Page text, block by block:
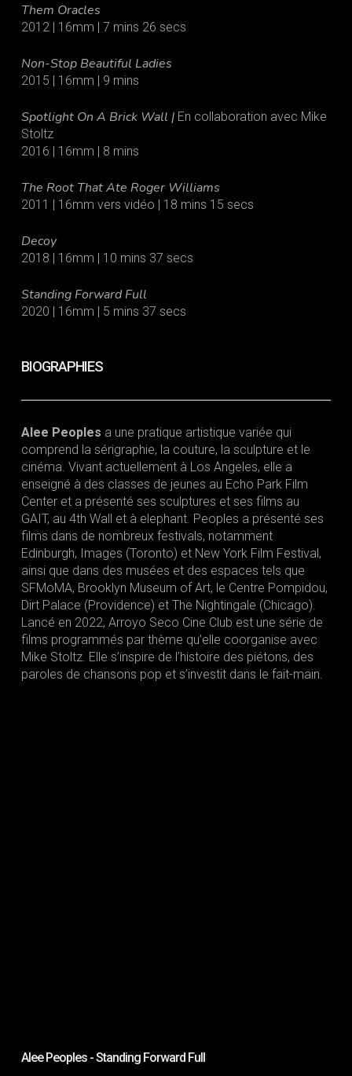
Them Oracles
2012 | 16mm | 7 mins 26 secs
Non-Stop Beautiful Ladies
2015 | 16mm | 9 mins
Spotlight On A Brick Wall | En collaboration avec Mike
Stoltz
2016 | 16mm | 8 mins
The Root That Ate Roger Williams
2011 | 16mm vers vidéo | 18 mins 15 secs
Decoy
2018 | 16mm | 10 mins 37 secs
Standing Forward Full
2020 | 16mm | 5 mins 37 secs
BIOGRAPHIES
Alee Peoples a une pratique artistique variée qui
comprend la sérigraphie, la couture, la sculpture et le
cinéma. Vivant actuellement à Los Angeles, elle a
enseigné à des classes de jeunes au Echo Park Film
Center et a présenté ses sculptures et ses films au
GAIT, au 4th Wall et à elephant. Peoples a présenté ses
films dans de nombreux festivals, notamment
Edinburgh, Images (Toronto) et New York Film Festival,
ainsi que dans des musées et des espaces tels que
SFMoMA, Brooklyn Museum of Art, le Centre Pompidou,
Dirt Palace (Providence) et The Nightingale (Chicago).
Lancé en 2022, Arroyo Seco Cine Club est une série de
films programmés par thème qu’elle coorganise avec
Mike Stoltz. Elle s’inspire de l’histoire des piétons, des
paroles de chansons pop et s’investit dans le fait-main.
Alee Peoples - Standing Forward Full